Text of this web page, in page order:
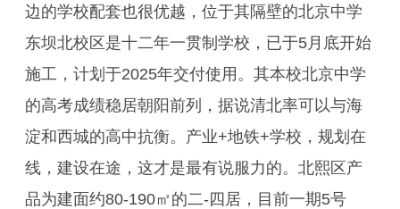
边的学校配套也很优越，位于其隔壁的北京中学
东坝北校区是十二年一贯制学校，已于5月底开始
施工，计划于2025年交付使用。其本校北京中学
的高考成绩稳居朝阳前列，据说清北率可以与海
淀和西城的高中抗衡。产业+地铁+学校，规划在
线，建设在途，这才是最有说服力的。北熙区产
品为建面约80-190㎡的二-四居，目前一期5号